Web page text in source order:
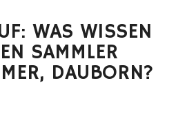
WAS WISSEN
SAMMLER
DAUBORN?